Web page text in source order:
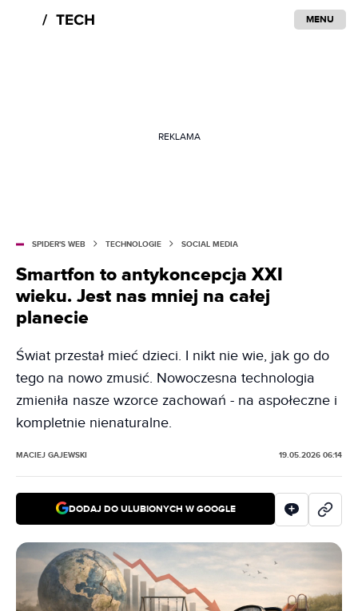
MENU
REKLAMA
SPIDER'S WEB TECHNOLOGIE SOCIAL MEDIA
Smartfon to antykoncepcja XXI
wieku. Jest nas mniej na całej
planecie
Świat przestał mieć dzieci. I nikt nie wie, jak go do
tego na nowo zmusić. Nowoczesna technologia
zmieniła nasze wzorce zachowań - na aspołeczne i
kompletnie nienaturalne.
MACIEJ GAJEWSKI 19.05.2026 06:14
DODAJ DO ULUBIONYCH W GOOGLE